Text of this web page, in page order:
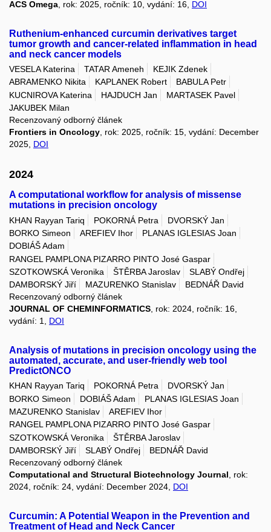
ACS Omega , rok: 2025, ročník: 10, vydání: 16, DOI
Ruthenium-enhanced curcumin derivatives target
tumor growth and cancer-related inflammation in head
and neck cancer models
VESELA Katerina TATAR Ameneh
KEJIK Zdenek
ABRAMENKO Nikita
KAPLANEK Robert
BABULA Petr
KUCNIROVA Katerina
HAJDUCH Jan
MARTASEK Pavel
JAKUBEK Milan
Recenzovaný odborný článek
Frontiers in Oncology , rok: 2025, ročník: 15, vydání: December
2025, DOI
2024
A computational workflow for analysis of missense
mutations in precision oncology
KHAN Rayyan Tariq POKORNÁ Petra
DVORSKÝ Jan
BORKO Simeon
AREFIEV Ihor
PLANAS IGLESIAS Joan
DOBIÁŠ Adam
RANGEL PAMPLONA PIZARRO PINTO José Gaspar
SZOTKOWSKÁ Veronika
ŠTĚRBA Jaroslav
SLABÝ Ondřej
DAMBORSKÝ Jiří
MAZURENKO Stanislav
BEDNÁŘ David
Recenzovaný odborný článek
JOURNAL OF CHEMINFORMATICS , rok: 2024, ročník: 16,
vydání: 1, DOI
Analysis of mutations in precision oncology using the
automated, accurate, and user-friendly web tool
PredictONCO
KHAN Rayyan Tariq POKORNÁ Petra
DVORSKÝ Jan
BORKO Simeon
DOBIÁŠ Adam
PLANAS IGLESIAS Joan
MAZURENKO Stanislav
AREFIEV Ihor
RANGEL PAMPLONA PIZARRO PINTO José Gaspar
SZOTKOWSKÁ Veronika
ŠTĚRBA Jaroslav
DAMBORSKÝ Jiří
SLABÝ Ondřej
BEDNÁŘ David
Recenzovaný odborný článek
Computational and Structural Biotechnology Journal , rok:
2024, ročník: 24, vydání: December 2024, DOI
Curcumin: A Potential Weapon in the Prevention and
Treatment of Head and Neck Cancer